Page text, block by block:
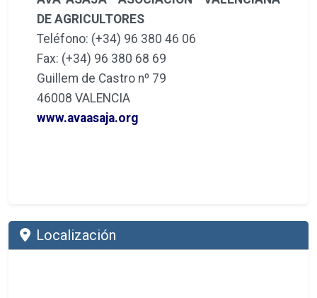
DE AGRICULTORES
Teléfono: (+34) 96 380 46 06
Fax: (+34) 96 380 68 69
Guillem de Castro nº 79
46008 VALENCIA
www.avaasaja.org
Localización